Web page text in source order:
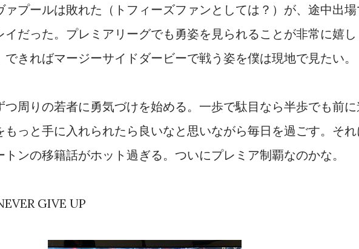
ァプールは敗れた（トフィーズファンとしては？）が、途中出
イだった。プレミアリーグでも勇姿を見られることが非常に嬉し
きればマージーサイドダービーで戦う姿を僕は現地で見たい。
つ周りの若者に勇気づけを始める。一歩で駄目なら半歩でも前
もっと手に入れられたら良いなと思いながら毎日を過ごす。そ
トンの移籍話がホット過ぎる。ついにプレミア制覇なのかな。
GIVE UP